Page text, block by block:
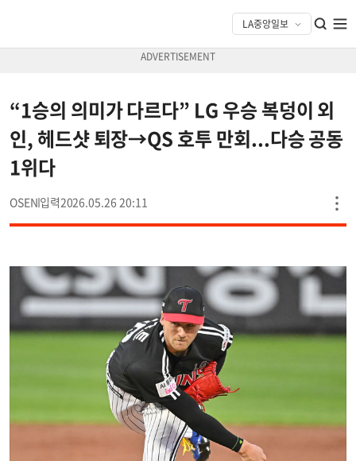
“1승의 의미가 다르다” LG 우승 복덩이 외
인, 헤드샷 퇴장→QS 호투 만회...다승 공동
1위다
OSEN 2026.05.26 20:11